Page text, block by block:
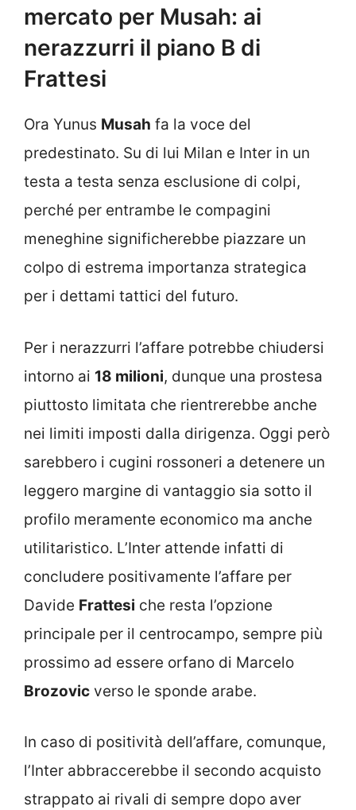
mercato per Musah: ai
nerazzurri il piano B di
Frattesi
Ora Yunus Musah fa la voce del
predestinato. Su di lui Milan e Inter in un
testa a testa senza esclusione di colpi,
perché per entrambe le compagini
meneghine significherebbe piazzare un
colpo di estrema importanza strategica
per i dettami tattici del futuro.
Per i nerazzurri l’affare potrebbe chiudersi
intorno ai 18 milioni, dunque una prostesa
piuttosto limitata che rientrerebbe anche
nei limiti imposti dalla dirigenza. Oggi però
sarebbero i cugini rossoneri a detenere un
leggero margine di vantaggio sia sotto il
profilo meramente economico ma anche
utilitaristico. L’Inter attende infatti di
concludere positivamente l’affare per
Davide Frattesi che resta l’opzione
principale per il centrocampo, sempre più
prossimo ad essere orfano di Marcelo
Brozovic verso le sponde arabe.
In caso di positività dell’affare, comunque,
l’Inter abbraccerebbe il secondo acquisto
strappato ai rivali di sempre dopo aver